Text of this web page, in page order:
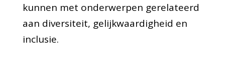
kunnen met onderwerpen gerelateerd
aan diversiteit, gelijkwaardigheid en
inclusie.